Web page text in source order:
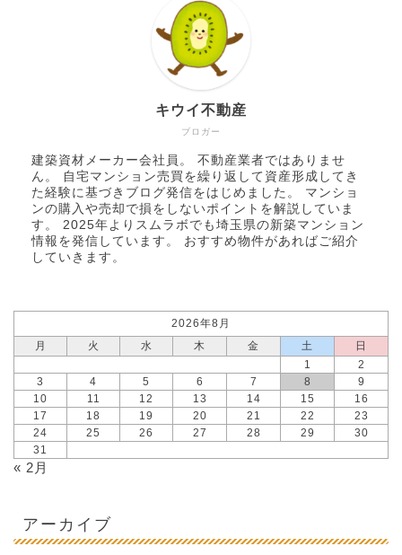
ブロガー
キウイ不動産
建築資材メーカー会社員。 不動産業者ではありませ
ん。 自宅マンション売買を繰り返して資産形成してき
た経験に基づきブログ発信をはじめました。 マンショ
ンの購入や売却で損をしないポイントを解説していま
す。 2025年より スムラボ でも埼玉県の新築マンション
情報を発信しています。 おすすめ物件があればご紹介
していきます。
2026年8月
月
火 水 木 金 土
日
1
2
3
4 5 6 7 8
9
10
11 12 13 14 15
16
17
18 19 20 21 22
23
24
25 26 27 28 29
30
31
« 2月
アーカイブ